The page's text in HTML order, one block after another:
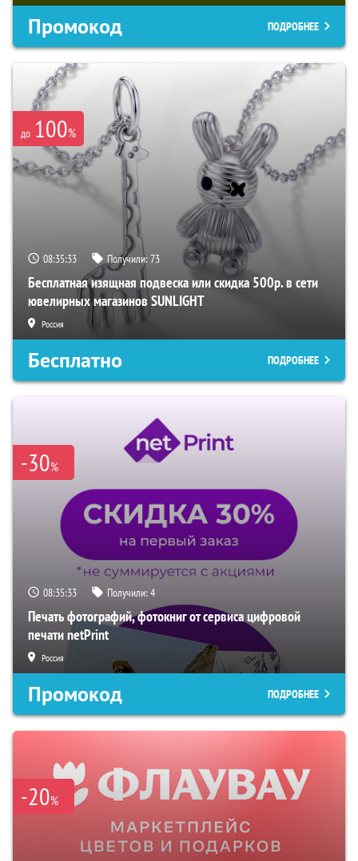
Промокод ПОДРОБНЕЕ
до 100%
08:35:32 Получили:73
Бесплатная изящная подвеска или скидка 500р. в сети
ювелирных магазинов SUNLIGHT
Россия
Бесплатно ПОДРОБНЕЕ
-30%
08:35:32 Получили:4
Печать фотографий, фотокниг от сервиса цифровой
печати netPrint
Россия
Промокод ПОДРОБНЕЕ
-20%